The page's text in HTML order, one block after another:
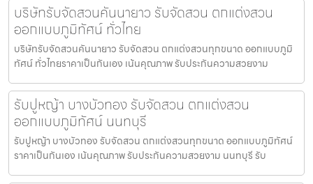
บริษัทรับจัดสวนคันนายาว รับจัดสวน ตกแต่งสวน
ออกแบบภูมิทัศน์ ทั่วไทย
บริษัทรับจัดสวนคันนายาว รับจัดสวน ตกแต่งสวนทุกขนาด ออกแบบภูมิ
ทัศน์ ทั่วไทยราคาเป็นกันเอง เน้นคุณภาพ รับประกันความสวยงาม
รับปูหญ้า บางบัวทอง รับจัดสวน ตกแต่งสวน
ออกแบบภูมิทัศน์ นนทบุรี
รับปูหญ้า บางบัวทอง รับจัดสวน ตกแต่งสวนทุกขนาด ออกแบบภูมิทัศน์
ราคาเป็นกันเอง เน้นคุณภาพ รับประกันความสวยงาม นนทบุรี รับ